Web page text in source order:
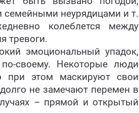
семейными неурядицами и т.
колеблется между
тревоги.
эмоциональный упадок,
своему. Некоторые люди
при этом маскируют свои
не замечают перемен в
– прямой и открытый